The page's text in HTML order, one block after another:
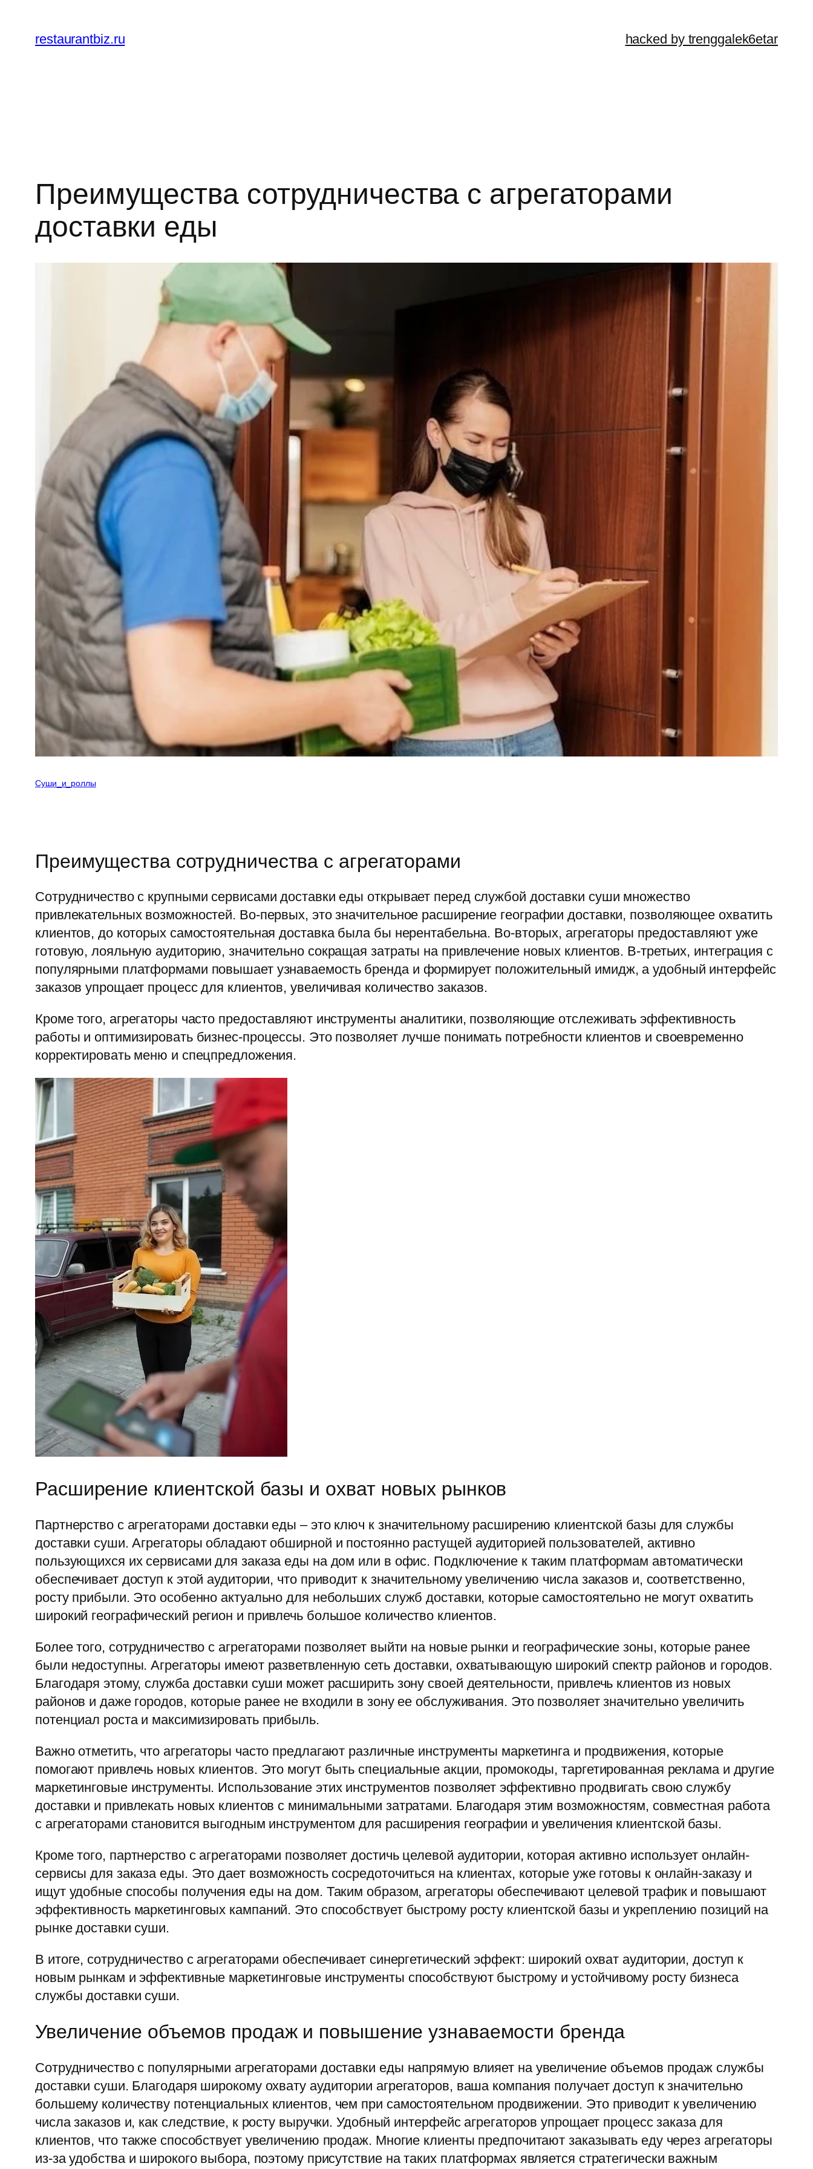
содержимому
restaurantbiz.ru hacked by trenggalek6etar
Преимущества сотрудничества с агрегаторами
доставки еды
Суши_и_роллы
Преимущества сотрудничества с агрегаторами
Сотрудничество с крупными сервисами доставки еды открывает перед службой доставки суши множество
привлекательных возможностей. Во-первых, это значительное расширение географии доставки, позволяющее охватить
клиентов, до которых самостоятельная доставка была бы нерентабельна. Во-вторых, агрегаторы предоставляют уже
готовую, лояльную аудиторию, значительно сокращая затраты на привлечение новых клиентов. В-третьих, интеграция с
популярными платформами повышает узнаваемость бренда и формирует положительный имидж, а удобный интерфейс
заказов упрощает процесс для клиентов, увеличивая количество заказов.
Кроме того, агрегаторы часто предоставляют инструменты аналитики, позволяющие отслеживать эффективность
работы и оптимизировать бизнес-процессы. Это позволяет лучше понимать потребности клиентов и своевременно
корректировать меню и спецпредложения.
Расширение клиентской базы и охват новых рынков
Партнерство с агрегаторами доставки еды – это ключ к значительному расширению клиентской базы для службы
доставки суши. Агрегаторы обладают обширной и постоянно растущей аудиторией пользователей, активно
пользующихся их сервисами для заказа еды на дом или в офис. Подключение к таким платформам автоматически
обеспечивает доступ к этой аудитории, что приводит к значительному увеличению числа заказов и, соответственно,
росту прибыли. Это особенно актуально для небольших служб доставки, которые самостоятельно не могут охватить
широкий географический регион и привлечь большое количество клиентов.
Более того, сотрудничество с агрегаторами позволяет выйти на новые рынки и географические зоны, которые ранее
были недоступны. Агрегаторы имеют разветвленную сеть доставки, охватывающую широкий спектр районов и городов.
Благодаря этому, служба доставки суши может расширить зону своей деятельности, привлечь клиентов из новых
районов и даже городов, которые ранее не входили в зону ее обслуживания. Это позволяет значительно увеличить
потенциал роста и максимизировать прибыль.
Важно отметить, что агрегаторы часто предлагают различные инструменты маркетинга и продвижения, которые
помогают привлечь новых клиентов. Это могут быть специальные акции, промокоды, таргетированная реклама и другие
маркетинговые инструменты. Использование этих инструментов позволяет эффективно продвигать свою службу
доставки и привлекать новых клиентов с минимальными затратами. Благодаря этим возможностям, совместная работа
с агрегаторами становится выгодным инструментом для расширения географии и увеличения клиентской базы.
Кроме того, партнерство с агрегаторами позволяет достичь целевой аудитории, которая активно использует онлайн-
сервисы для заказа еды. Это дает возможность сосредоточиться на клиентах, которые уже готовы к онлайн-заказу и
ищут удобные способы получения еды на дом. Таким образом, агрегаторы обеспечивают целевой трафик и повышают
эффективность маркетинговых кампаний. Это способствует быстрому росту клиентской базы и укреплению позиций на
рынке доставки суши.
В итоге, сотрудничество с агрегаторами обеспечивает синергетический эффект: широкий охват аудитории, доступ к
новым рынкам и эффективные маркетинговые инструменты способствуют быстрому и устойчивому росту бизнеса
службы доставки суши.
Увеличение объемов продаж и повышение узнаваемости бренда
Сотрудничество с популярными агрегаторами доставки еды напрямую влияет на увеличение объемов продаж службы
доставки суши. Благодаря широкому охвату аудитории агрегаторов, ваша компания получает доступ к значительно
большему количеству потенциальных клиентов, чем при самостоятельном продвижении. Это приводит к увеличению
числа заказов и, как следствие, к росту выручки. Удобный интерфейс агрегаторов упрощает процесс заказа для
клиентов, что также способствует увеличению продаж. Многие клиенты предпочитают заказывать еду через агрегаторы
из-за удобства и широкого выбора, поэтому присутствие на таких платформах является стратегически важным